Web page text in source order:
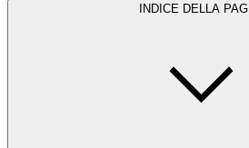
INDICE DELLA